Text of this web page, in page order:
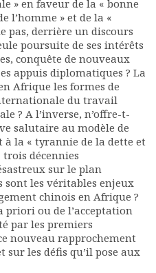
» en faveur de la « bonne
l’homme » et de la «
pas, derrière un discours
poursuite de ses intérêts
conquête de nouveaux
appuis diplomatiques ? La
Afrique les formes de
du travail
? A l’inverse, n’offre-t-
salutaire au modèle de
à la « tyrannie de la dette et
décennies
sur le plan
sont les véritables enjeux
chinois en Afrique ?
ou de l’acceptation
par les premiers
nouveau rapprochement
sur les défis qu’il pose aux